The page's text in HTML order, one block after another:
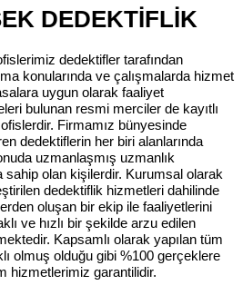
DEDEKTİFLİK
dedektifler tarafından
konularında ve çalışmalarda hizmet
uygun olarak faaliyet
bulunan resmi merciler de kayıtlı
Firmamız bünyesinde
dedektiflerin her biri alanlarında
uzmanlaşmış uzmanlık
sahip olan kişilerdir. Kurumsal olarak
dedektiflik hizmetleri dahilinde
oluşan bir ekip ile faaliyetlerini
ve hızlı bir şekilde arzu edilen
Kapsamlı olarak yapılan tüm
olmuş olduğu gibi %100 gerçeklere
hizmetlerimiz garantilidir.